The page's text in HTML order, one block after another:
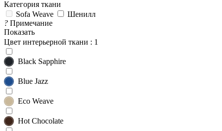
Категория ткани
Sofa Weave
Шенилл
? Примечание
Показать
Цвет интерьерной ткани : 1
Black Sapphire
Blue Jazz
Eco Weave
Hot Chocolate